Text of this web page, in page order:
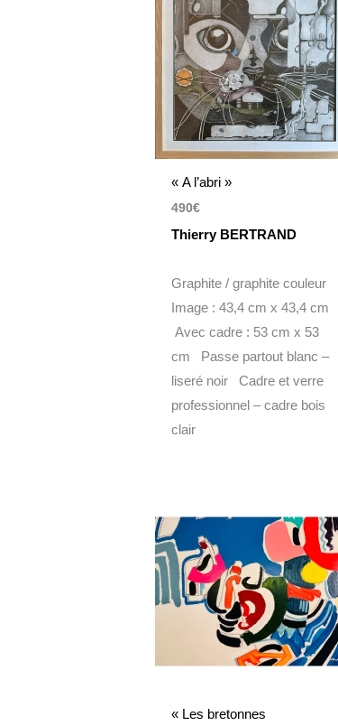
« A l’abri »
490€
Thierry BERTRAND
Graphite / graphite couleur
Image : 43,4 cm x 43,4 cm
Avec cadre : 53 cm x 53
cm Passe partout blanc –
liseré noir Cadre et verre
professionnel – cadre bois
clair
« Les bretonnes